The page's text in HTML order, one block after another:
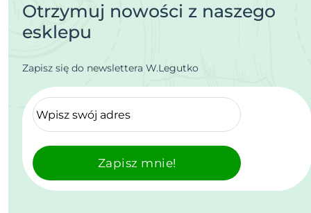
Otrzymuj nowości z naszego
esklepu
Zapisz się do newslettera W.Legutko
Zapisz mnie!